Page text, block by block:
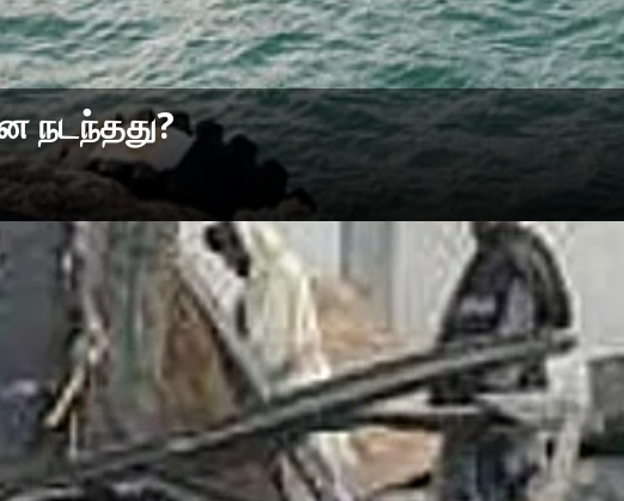
நடந்தது?